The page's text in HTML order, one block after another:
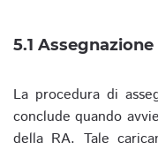
5.1
La procedura di
conclude quando
della RA. Tale